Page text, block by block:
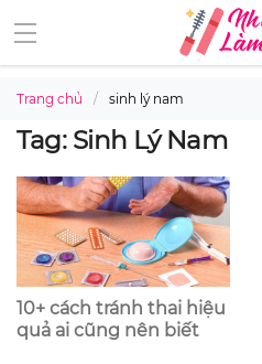
Trang chủ sinh lý nam
Tag: Sinh Lý Nam
10+ cách tránh thai hiệu
quả ai cũng nên biết